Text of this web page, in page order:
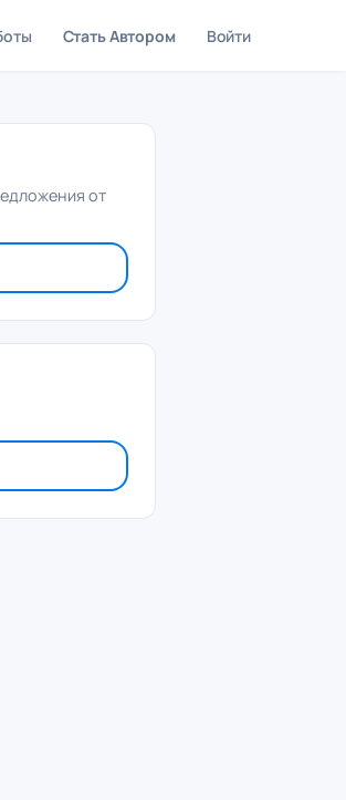
Стать Автором Войти
от